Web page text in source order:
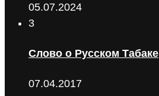
05.07.2024
3
Слово о Русском Табаке
07.04.2017